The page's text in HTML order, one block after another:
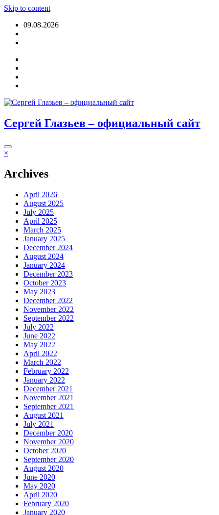
Skip to content
09.08.2026
Сергей Глазьев – официальный сайт
×
Archives
April 2026
August 2025
July 2025
April 2025
March 2025
January 2025
December 2024
August 2024
January 2024
December 2023
October 2023
May 2023
December 2022
November 2022
September 2022
July 2022
June 2022
May 2022
April 2022
March 2022
February 2022
January 2022
December 2021
November 2021
September 2021
August 2021
July 2021
December 2020
November 2020
October 2020
September 2020
August 2020
June 2020
May 2020
April 2020
February 2020
January 2020